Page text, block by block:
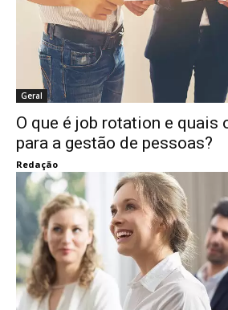
Geral
O que é job rotation e quais
para a gestão de pessoas?
Redação